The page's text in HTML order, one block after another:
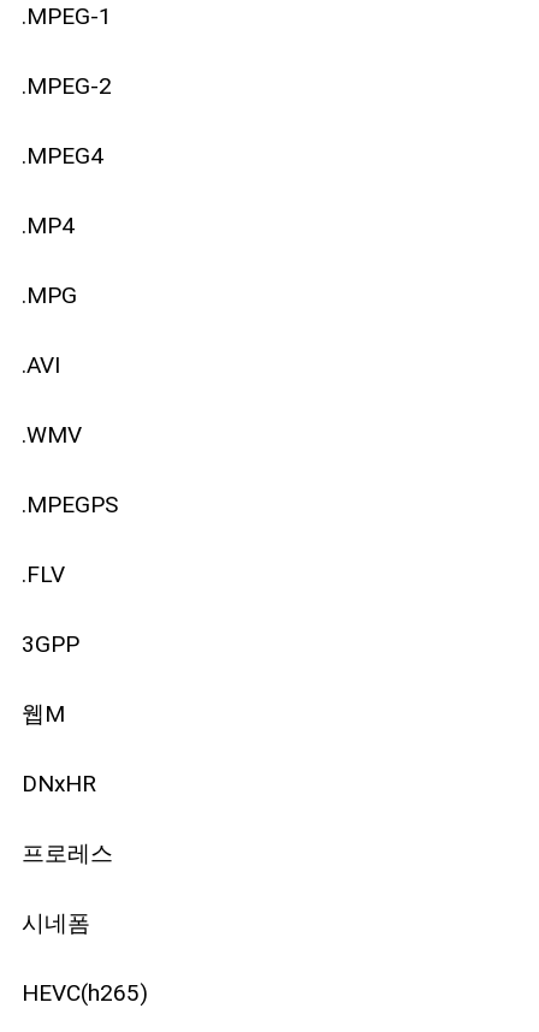
.MPEG-1
.MPEG-2
.MPEG4
.MP4
.MPG
.AVI
.WMV
.MPEGPS
.FLV
3GPP
웹M
DNxHR
프로레스
시네폼
HEVC(h265)